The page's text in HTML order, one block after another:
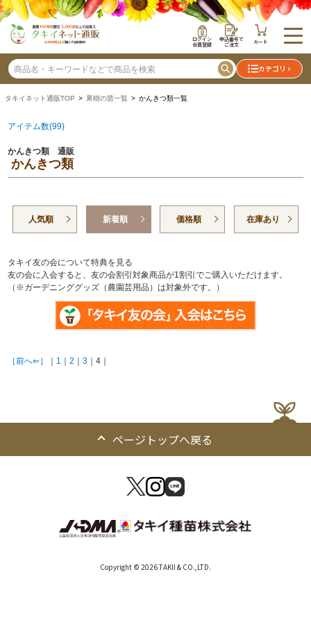
ログイン
会員登録
申込番号で
ご注文 カート
カテゴリ
タキイネット通販TOP > 果樹の苗一覧 > かんきつ類一覧
アイテム数(99)
かんきつ類 通販
かんきつ類
人気順 新着順 価格順 在庫あり
タキイ友の会について特典を見る
友の会に入会すると、友の会割引対象商品が1割引でご購入いただけます。
（※ガーデニンググッズ（農園芸用品）は対象外です。）
［前へ⇐］ ｜ 1 ｜2 ｜3 ｜4｜
ページトップへ戻る
Copyright © 2026 TAKII & CO.,LTD.